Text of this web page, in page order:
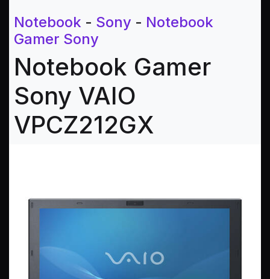
Notebook - Sony - Notebook
Gamer Sony
Notebook Gamer
Sony VAIO
VPCZ212GX